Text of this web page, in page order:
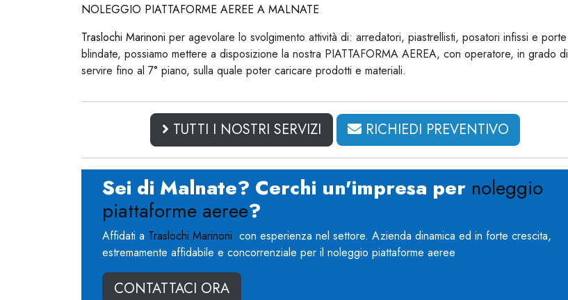
NOLEGGIO PIATTAFORME AEREE A MALNATE
Traslochi Marinoni per agevolare lo svolgimento attività di: arredatori, piastrellisti, posatori infissi e porte
blindate, possiamo mettere a disposizione la nostra PIATTAFORMA AEREA, con operatore, in grado di
servire fino al 7° piano, sulla quale poter caricare prodotti e materiali.
TUTTI I NOSTRI SERVIZI RICHIEDI PREVENTIVO
Sei di Malnate? Cerchi un'impresa per noleggio
piattaforme aeree?
Affidati a Traslochi Marinoni con esperienza nel settore. Azienda dinamica ed in forte crescita,
estremamente affidabile e concorrenziale per il noleggio piattaforme aeree
CONTATTACI ORA